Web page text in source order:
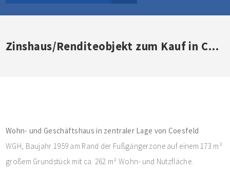
Zinshaus/Renditeobjekt zum Kauf in Coesfeld (nicht mehr verfügbar)
Wohn- und Geschäftshaus in zentraler Lage von Coesfeld
WGH, Baujahr 1959 am Rand der Fußgängerzone auf einem 173 m²
großem Grundstück mit ca. 262 m² Wohn- und Nutzfläche.